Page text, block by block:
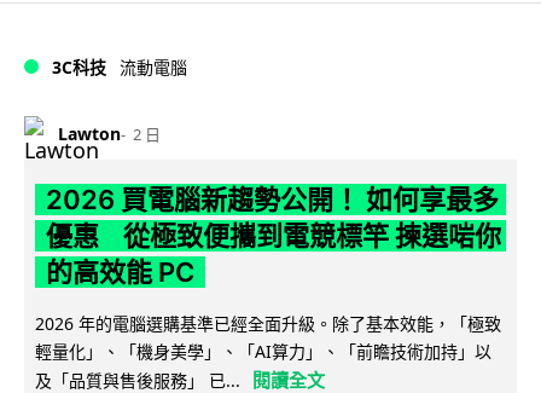
3C科技 流動電腦
Lawton 2 日
2026 買電腦新趨勢公開！ 如何享最多
優惠 從極致便攜到電競標竿 揀選啱你
的高效能 PC
2026 年的電腦選購基準已經全面升級。除了基本效能，「極致
輕量化」、「機身美學」、「AI算力」、「前瞻技術加持」以
及「品質與售後服務」 已...
閱讀全文